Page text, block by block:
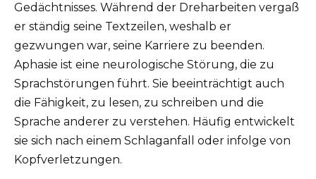
Gedächtnisses. Während der Dreharbeiten vergaß
er ständig seine Textzeilen, weshalb er
gezwungen war, seine Karriere zu beenden.
Aphasie ist eine neurologische Störung, die zu
Sprachstörungen führt. Sie beeinträchtigt auch
die Fähigkeit, zu lesen, zu schreiben und die
Sprache anderer zu verstehen. Häufig entwickelt
sie sich nach einem Schlaganfall oder infolge von
Kopfverletzungen.